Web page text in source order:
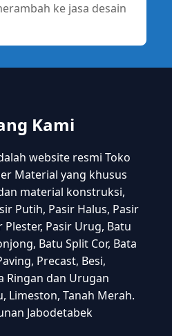
ke jasa desain
Kami
website resmi Toko
Material yang khusus
material konstruksi,
Putih, Pasir Halus, Pasir
Plester, Pasir Urug, Batu
Batu Split Cor, Bata
Precast, Besi,
Ringan dan Urugan
Limeston, Tanah Merah.
Jabodetabek